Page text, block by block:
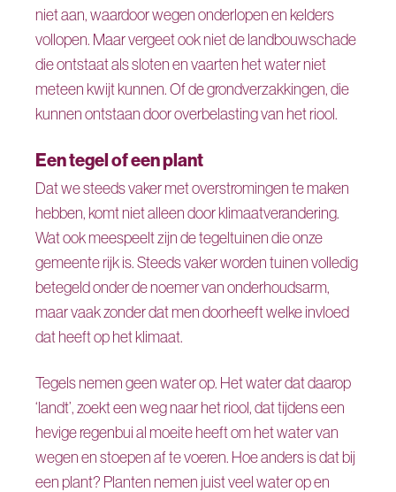
niet aan, waardoor wegen onderlopen en kelders
vollopen. Maar vergeet ook niet de landbouwschade
die ontstaat als sloten en vaarten het water niet
meteen kwijt kunnen. Of de grondverzakkingen, die
kunnen ontstaan door overbelasting van het riool.
Een tegel of een plant
Dat we steeds vaker met overstromingen te maken
hebben, komt niet alleen door klimaatverandering.
Wat ook meespeelt zijn de tegeltuinen die onze
gemeente rijk is. Steeds vaker worden tuinen volledig
betegeld onder de noemer van onderhoudsarm,
maar vaak zonder dat men doorheeft welke invloed
dat heeft op het klimaat.
Tegels nemen geen water op. Het water dat daarop
‘landt’, zoekt een weg naar het riool, dat tijdens een
hevige regenbui al moeite heeft om het water van
wegen en stoepen af te voeren. Hoe anders is dat bij
een plant? Planten nemen juist veel water op en